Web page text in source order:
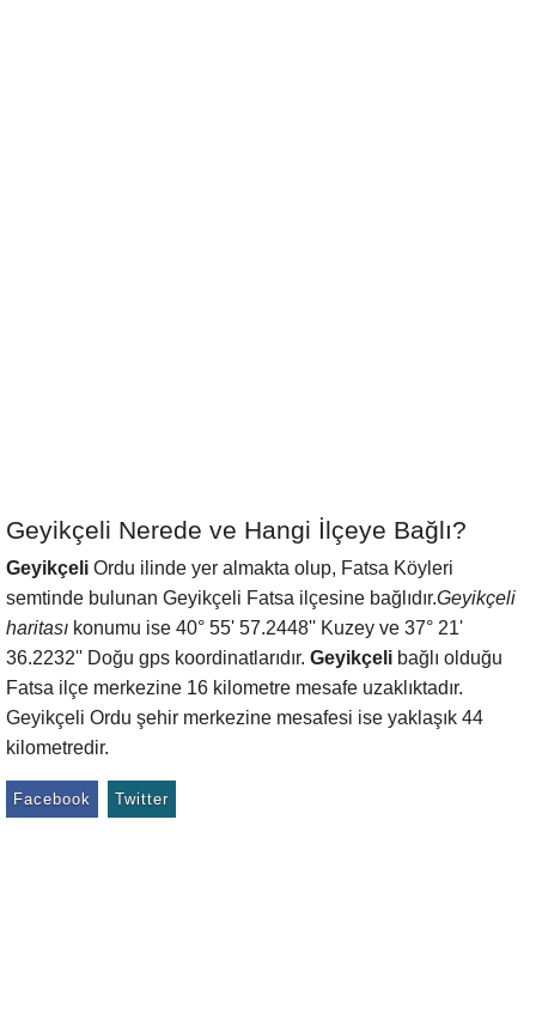
Geyikçeli Nerede ve Hangi İlçeye Bağlı?
Geyikçeli Ordu ilinde yer almakta olup, Fatsa Köyleri
semtinde bulunan Geyikçeli Fatsa ilçesine bağlıdır.Geyikçeli
haritası konumu ise 40° 55' 57.2448'' Kuzey ve 37° 21'
36.2232'' Doğu gps koordinatlarıdır. Geyikçeli bağlı olduğu
Fatsa ilçe merkezine 16 kilometre mesafe uzaklıktadır.
Geyikçeli Ordu şehir merkezine mesafesi ise yaklaşık 44
kilometredir.
Facebook Twitter